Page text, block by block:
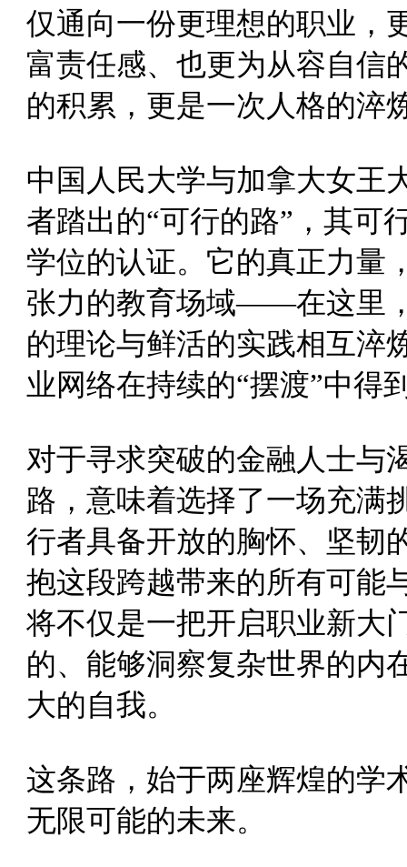
仅通向一份更理想的职业，
富责任感、也更为从容自信
的积累，更是一次人格的淬
中国人民大学与加拿大女王
者踏出的“可行的路”，其可
学位的认证。它的真正力量
张力的教育场域——在这里
的理论与鲜活的实践相互淬
业网络在持续的“摆渡”中得
对于寻求突破的金融人士与
路，意味着选择了一场充满
行者具备开放的胸怀、坚韧
抱这段跨越带来的所有可能
将不仅是一把开启职业新大
的、能够洞察复杂世界的内
大的自我。
这条路，始于两座辉煌的学
无限可能的未来。